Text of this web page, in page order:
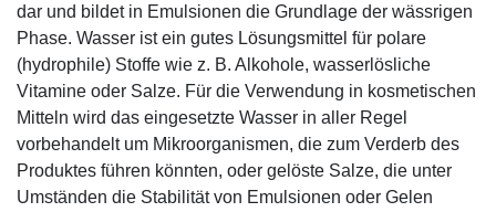
dar und bildet in Emulsionen die Grundlage der wässrigen
Phase. Wasser ist ein gutes Lösungsmittel für polare
(hydrophile) Stoffe wie z. B. Alkohole, wasserlösliche
Vitamine oder Salze. Für die Verwendung in kosmetischen
Mitteln wird das eingesetzte Wasser in aller Regel
vorbehandelt um Mikroorganismen, die zum Verderb des
Produktes führen könnten, oder gelöste Salze, die unter
Umständen die Stabilität von Emulsionen oder Gelen